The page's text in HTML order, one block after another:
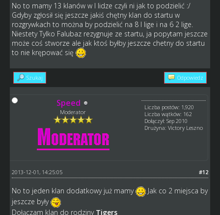
No to mamy 13 klanów w I lidze czyli ni jak to podzielić :/
Gdyby zgłosił się jeszcze jakiś chętny klan do startu w
rozgrywkach to można by podzielić na 8 I lige i na 6 2 lige.
Niestety Tylko Falubaz rezygnuje ze startu, ja popytam jeszcze
może coś stworze ale jak ktoś byłby jeszcze chetny do startu
to nie krępować się
Szukaj Odpowiedz
Speed
Moderator
Liczba postów: 1,920
Liczba wątków: 162
Dołączył: Sep 2010
Drużyna: Victory Leszno
#12
2013-12-01, 14:25:05
No to jeden klan dodatkowy już mamy
Jak co 2 miejsca by
jeszcze były
Dołączam klan do rodziny Tigers